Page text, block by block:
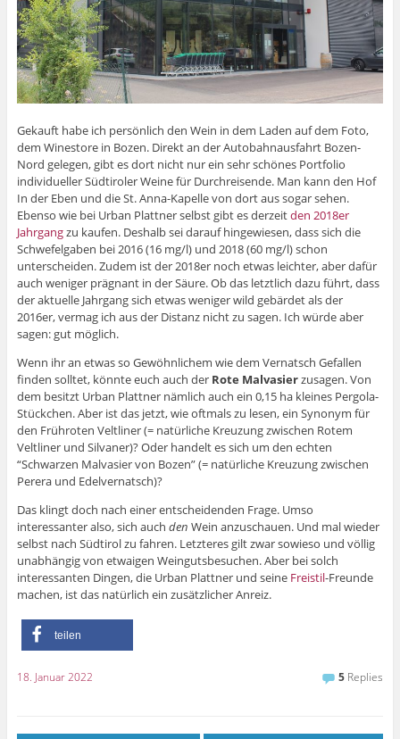
Gekauft habe ich persönlich den Wein in dem Laden auf dem Foto,
dem Winestore in Bozen. Direkt an der Autobahnausfahrt Bozen-
Nord gelegen, gibt es dort nicht nur ein sehr schönes Portfolio
individueller Südtiroler Weine für Durchreisende. Man kann den Hof
In der Eben und die St. Anna-Kapelle von dort aus sogar sehen.
Ebenso wie bei Urban Plattner selbst gibt es derzeitden 2018er
Jahrgangzu kaufen. Deshalb sei darauf hingewiesen, dass sich die
Schwefelgaben bei 2016 (16 mg/l) und 2018 (60 mg/l) schon
unterscheiden. Zudem ist der 2018er noch etwas leichter, aber dafür
auch weniger prägnant in der Säure. Ob das letztlich dazu führt, dass
der aktuelle Jahrgang sich etwas weniger wild gebärdet als der
2016er, vermag ich aus der Distanz nicht zu sagen. Ich würde aber
sagen: gut möglich.
Wenn ihr an etwas so Gewöhnlichem wie dem Vernatsch Gefallen
finden solltet, könnte euch auch der Rote Malvasierzusagen. Von
dem besitzt Urban Plattner nämlich auch ein 0,15 ha kleines Pergola-
Stückchen. Aber ist das jetzt, wie oftmals zu lesen, ein Synonym für
den Frühroten Veltliner (= natürliche Kreuzung zwischen Rotem
Veltliner und Silvaner)? Oder handelt es sich um den echten
“Schwarzen Malvasier von Bozen” (= natürliche Kreuzung zwischen
Perera und Edelvernatsch)?
Das klingt doch nach einer entscheidenden Frage. Umso
interessanter also, sich auch den Wein anzuschauen. Und mal wieder
selbst nach Südtirol zu fahren. Letzteres gilt zwar sowieso und völlig
unabhängig von etwaigen Weingutsbesuchen. Aber bei solch
interessanten Dingen, die Urban Plattner und seine Freistil-Freunde
machen, ist das natürlich ein zusätzlicher Anreiz.
teilen
18. Januar 2022 5 Replies